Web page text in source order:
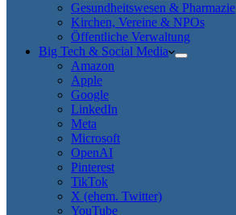
Gesundheitswesen & Pharmazie
Kirchen, Vereine & NPOs
Öffentliche Verwaltung
Big Tech & Social Media
Amazon
Apple
Google
LinkedIn
Meta
Microsoft
OpenAI
Pinterest
TikTok
X (ehem. Twitter)
YouTube